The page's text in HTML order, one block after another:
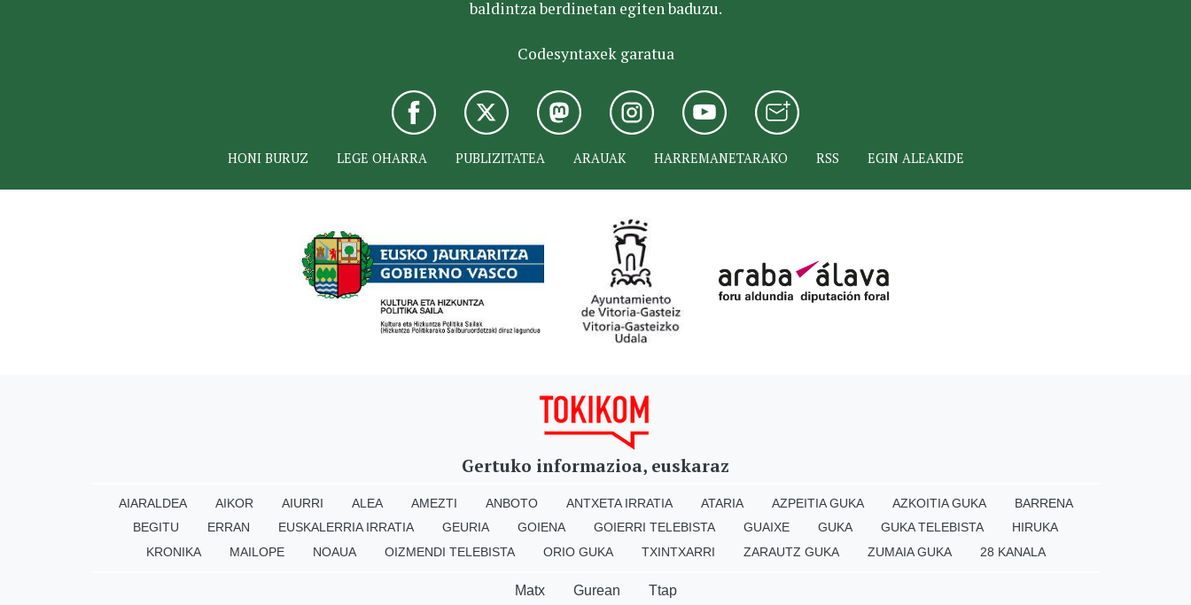
baldintza berdinetan egiten baduzu.
Codesyntaxek garatua
HONI BURUZ LEGE OHARRA PUBLIZITATEA ARAUAK HARREMANETARAKO RSS EGIN ALEAKIDE
Gertuko informazioa, euskaraz
AIARALDEA AIKOR AIURRI ALEA AMEZTI ANBOTO ANTXETA IRRATIA ATARIA AZPEITIA GUKA AZKOITIA GUKA
BARRENA
BEGITU
ERRAN EUSKALERRIA IRRATIA GEURIA GOIENA GOIERRI TELEBISTA GUAIXE GUKA GUKA TELEBISTA
HIRUKA
KRONIKA
MAILOPE NOAUA OIZMENDI TELEBISTA ORIO GUKA TXINTXARRI ZARAUTZ GUKA ZUMAIA GUKA 28 KANALA
Matx Gurean Ttap